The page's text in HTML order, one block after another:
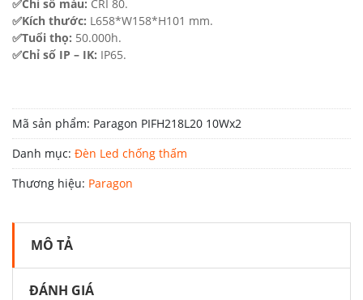
✅Chỉ số màu: CRI 80.
✅Kích thước: L658*W158*H101 mm.
✅Tuổi thọ: 50.000h.
✅Chỉ số IP – IK: IP65.
Mã sản phẩm: Paragon PIFH218L20 10Wx2
Danh mục: Đèn Led chống thấm
Thương hiệu: Paragon
MÔ TẢ
ĐÁNH GIÁ